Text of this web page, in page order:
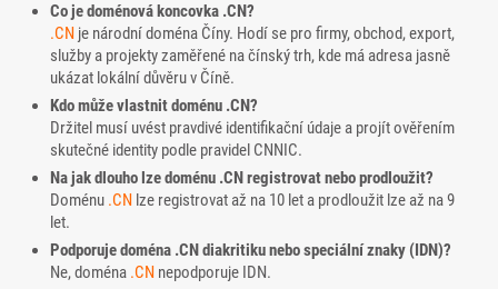
Co je doménová koncovka .CN?
.CN je národní doména Číny. Hodí se pro firmy, obchod, export,
služby a projekty zaměřené na čínský trh, kde má adresa jasně
ukázat lokální důvěru v Číně.
Kdo může vlastnit doménu .CN?
Držitel musí uvést pravdivé identifikační údaje a projít ověřením
skutečné identity podle pravidel CNNIC.
Na jak dlouho lze doménu .CN registrovat nebo prodloužit?
Doménu .CN lze registrovat až na 10 let a prodloužit lze až na 9
let.
Podporuje doména .CN diakritiku nebo speciální znaky (IDN)?
Ne, doména .CN nepodporuje IDN.